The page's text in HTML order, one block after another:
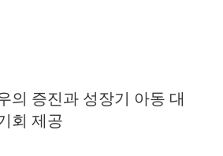
의 증진과 성장기 아동 대
회 제공